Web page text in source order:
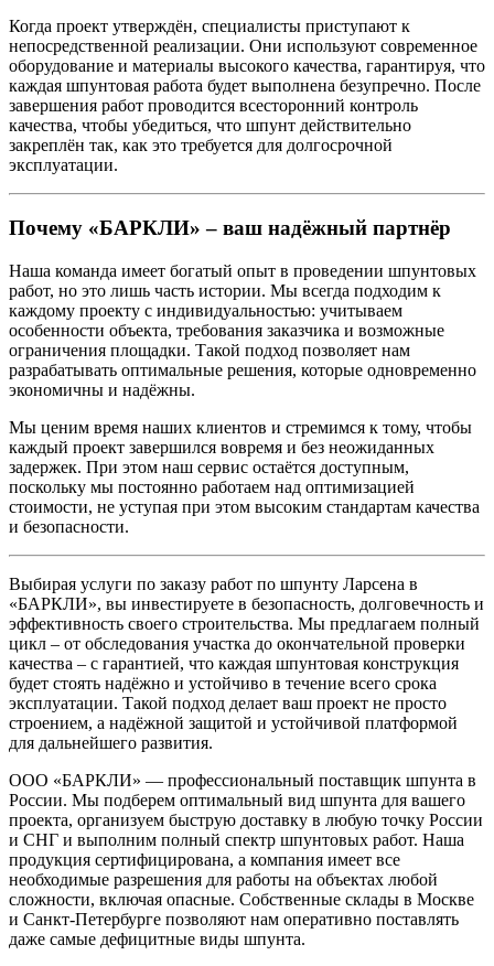
Когда проект утверждён, специалисты приступают к
непосредственной реализации. Они используют современное
оборудование и материалы высокого качества, гарантируя, что
каждая шпунтовая работа будет выполнена безупречно. После
завершения работ проводится всесторонний контроль
качества, чтобы убедиться, что шпунт действительно
закреплён так, как это требуется для долгосрочной
эксплуатации.
Почему «БАРКЛИ» – ваш надёжный партнёр
Наша команда имеет богатый опыт в проведении шпунтовых
работ, но это лишь часть истории. Мы всегда подходим к
каждому проекту с индивидуальностью: учитываем
особенности объекта, требования заказчика и возможные
ограничения площадки. Такой подход позволяет нам
разрабатывать оптимальные решения, которые одновременно
экономичны и надёжны.
Мы ценим время наших клиентов и стремимся к тому, чтобы
каждый проект завершился вовремя и без неожиданных
задержек. При этом наш сервис остаётся доступным,
поскольку мы постоянно работаем над оптимизацией
стоимости, не уступая при этом высоким стандартам качества
и безопасности.
Выбирая услуги по заказу работ по шпунту Ларсена в
«БАРКЛИ», вы инвестируете в безопасность, долговечность и
эффективность своего строительства. Мы предлагаем полный
цикл – от обследования участка до окончательной проверки
качества – с гарантией, что каждая шпунтовая конструкция
будет стоять надёжно и устойчиво в течение всего срока
эксплуатации. Такой подход делает ваш проект не просто
строением, а надёжной защитой и устойчивой платформой
для дальнейшего развития.
ООО «БАРКЛИ» — профессиональный поставщик шпунта в
России. Мы подберем оптимальный вид шпунта для вашего
проекта, организуем быструю доставку в любую точку России
и СНГ и выполним полный спектр шпунтовых работ. Наша
продукция сертифицирована, а компания имеет все
необходимые разрешения для работы на объектах любой
сложности, включая опасные. Собственные склады в Москве
и Санкт-Петербурге позволяют нам оперативно поставлять
даже самые дефицитные виды шпунта.